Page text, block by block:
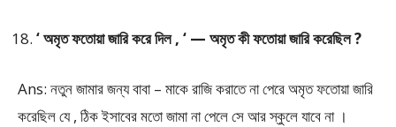
‘ অমৃত ফতোয়া জারি করে দিল , ‘ — অমৃত কী ফতোয়া জারি করেছিল ?
Ans: নতুন জামার জন্য বাবা – মাকে রাজি করাতে না পেরে অমৃত ফতোয়া জারি
করেছিল যে , ঠিক ইসাবের মতো জামা না পেলে সে আর স্কুলে যাবে না ।